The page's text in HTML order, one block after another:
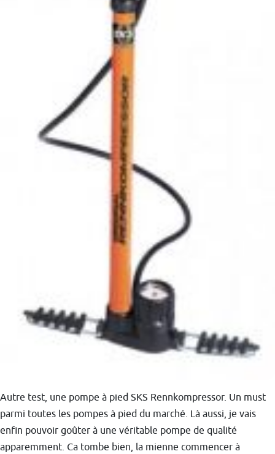
Autre test, une pompe à pied SKS Rennkompressor. Un must
parmi toutes les pompes à pied du marché. Là aussi, je vais
enfin pouvoir goûter à une véritable pompe de qualité
apparemment. Ca tombe bien, la mienne commencer à